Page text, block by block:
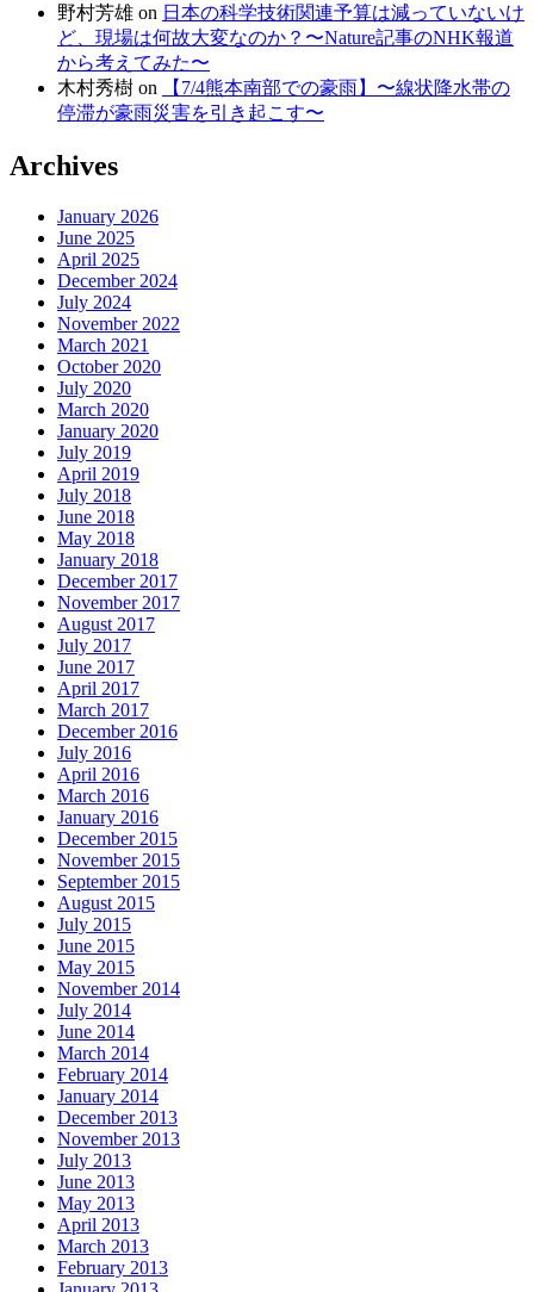
野村芳雄 on 日本の科学技術関連予算は減っていないけ
ど、現場は何故大変なのか？〜Nature記事のNHK報道
から考えてみた〜
木村秀樹 on
【7/4熊本南部での豪雨】〜線状降水帯の
停滞が豪雨災害を引き起こす〜
Archives
January 2026
June 2025
April 2025
December 2024
July 2024
November 2022
March 2021
October 2020
July 2020
March 2020
January 2020
July 2019
April 2019
July 2018
June 2018
May 2018
January 2018
December 2017
November 2017
August 2017
July 2017
June 2017
April 2017
March 2017
December 2016
July 2016
April 2016
March 2016
January 2016
December 2015
November 2015
September 2015
August 2015
July 2015
June 2015
May 2015
November 2014
July 2014
June 2014
March 2014
February 2014
January 2014
December 2013
November 2013
July 2013
June 2013
May 2013
April 2013
March 2013
February 2013